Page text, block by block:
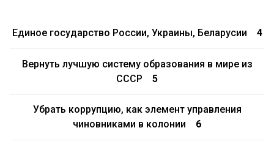
Единое государство России, Украины, Беларусии 4
Вернуть лучшую систему образования в мире из
СССР
5
Убрать коррупцию, как элемент управления
чиновниками в колонии
6